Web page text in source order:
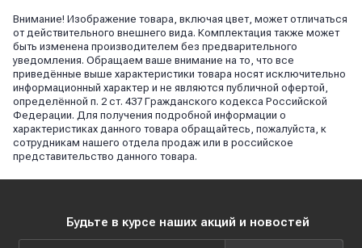
Внимание! Изображение товара, включая цвет, может отличаться
от действительного внешнего вида. Комплектация также может
быть изменена производителем без предварительного
уведомления. Обращаем ваше внимание на то, что все
приведённые выше характеристики товара носят исключительно
информационный характер и не являются публичной офертой,
определённой п. 2 ст. 437 Гражданского кодекса Российской
Федерации. Для получения подробной информации о
характеристиках данного товара обращайтесь, пожалуйста, к
сотрудникам нашего отдела продаж или в российское
представительство данного товара.
Будьте в курсе наших акций и новостей